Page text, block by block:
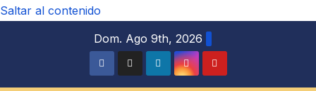
Saltar al contenido
Dom. Ago 9th, 2026